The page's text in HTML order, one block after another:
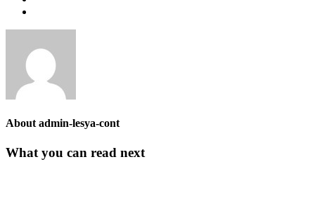
Aboutadmin-lesya-cont
What you can read next